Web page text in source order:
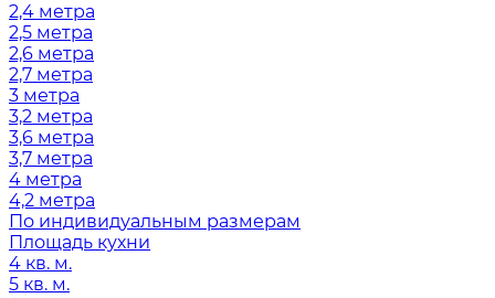
2,4 метра
2,5 метра
2,6 метра
2,7 метра
3 метра
3,2 метра
3,6 метра
3,7 метра
4 метра
4,2 метра
По индивидуальным размерам
Площадь кухни
4 кв. м.
5 кв. м.